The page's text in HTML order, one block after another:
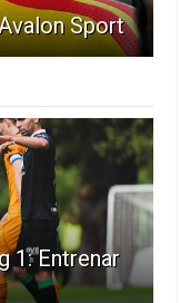
Sport
1: Entrenar